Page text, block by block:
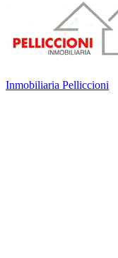
Inmobiliaria Pelliccioni